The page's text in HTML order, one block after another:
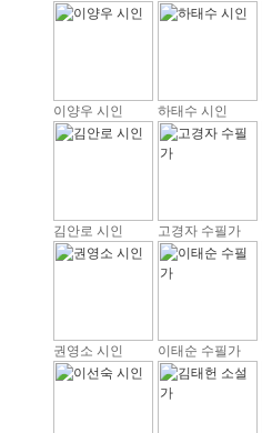
이양우 시인 하태수 시인
김안로 시인 고경자 수필가
권영소 시인 이태순 수필가